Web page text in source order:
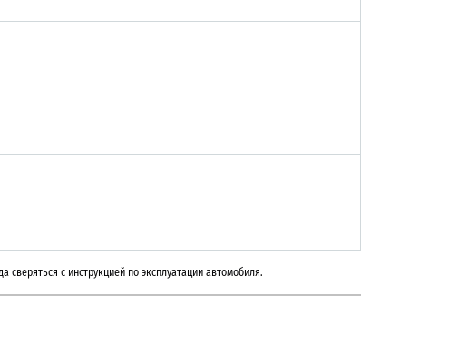
с инструкцией по эксплуатации автомобиля.